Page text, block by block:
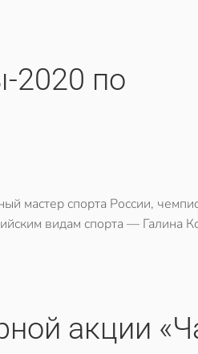
2020 по
мастер спорта России,
видам спорта — Галина
акции